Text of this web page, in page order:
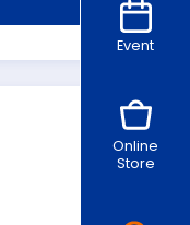
Event
Online
Store